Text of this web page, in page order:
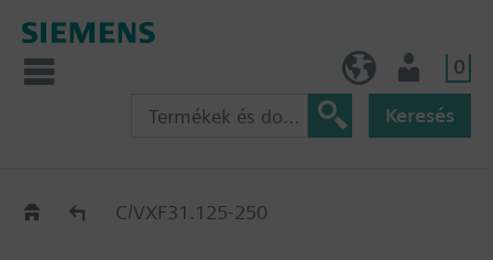
0
Keresés
Régi-Új Kiváltási segédlet
C/VXF31.125-250